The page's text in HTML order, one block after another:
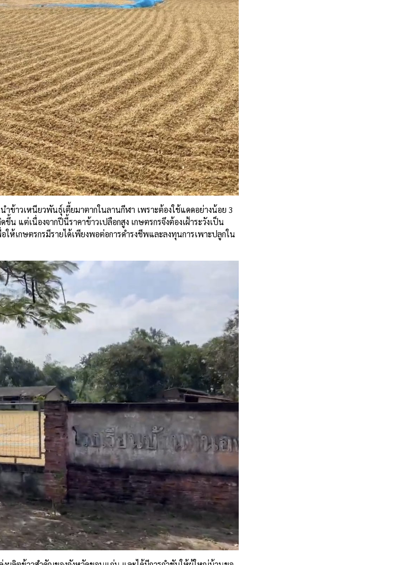
ข้าวเหนียวพันธุ์เตี้ยมาตากในลานกีฬา เพราะต้องใช้แดดอย่างน้อย 3
น แต่เนื่องจากปีนี้ราคาข้าวเปลือกสูง เกษตรกรจึงต้องเฝ้าระวังเป็น
ห้เกษตรกรมีรายได้เพียงพอต่อการดำรงชีพและลงทุนการเพาะปลูกใน